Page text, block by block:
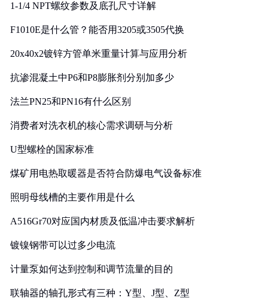
1-1/4 NPT螺纹参数及底孔尺寸详解
F1010E是什么管？能否用3205或3505代换
20x40x2镀锌方管单米重量计算与应用分析
抗渗混凝土中P6和P8膨胀剂分别加多少
法兰PN25和PN16有什么区别
消费者对洗衣机的核心需求调研与分析
U型螺栓的国家标准
煤矿用电热取暖器是否符合防爆电气设备标准
照明母线槽的主要作用是什么
A516Gr70对应国内材质及低温冲击要求解析
镀镍钢带可以过多少电流
计量泵如何达到控制和调节流量的目的
联轴器的轴孔形式有三种：Y型、J型、Z型